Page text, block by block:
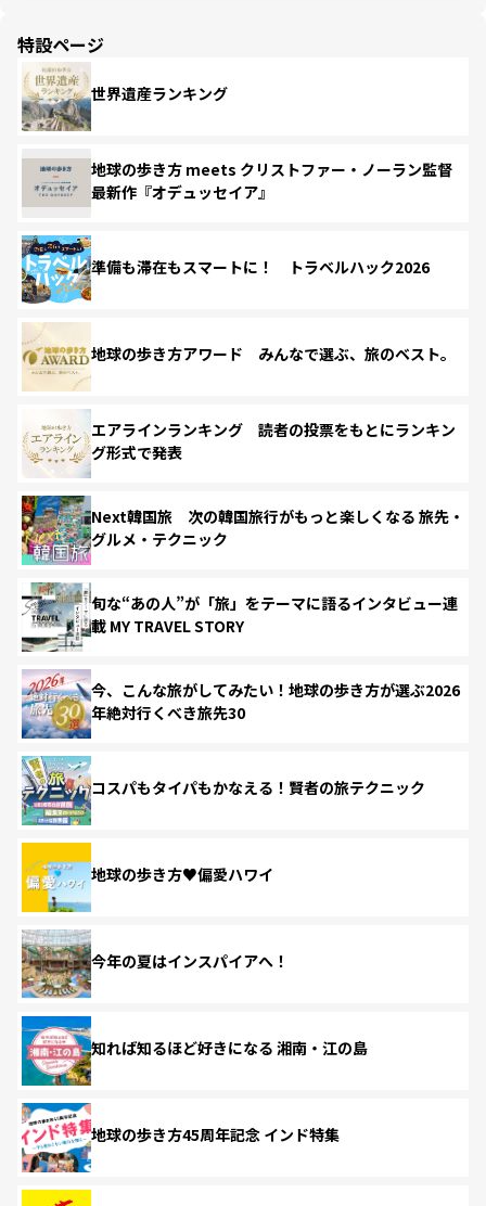
特設ページ
世界遺産ランキング
地球の歩き方 meets クリストファー・ノーラン監督
最新作『オデュッセイア』
準備も滞在もスマートに！ トラベルハック2026
地球の歩き方アワード みんなで選ぶ、旅のベスト。
エアラインランキング 読者の投票をもとにランキン
グ形式で発表
Next韓国旅 次の韓国旅行がもっと楽しくなる 旅先・
グルメ・テクニック
旬な“あの人”が「旅」をテーマに語るインタビュー連
載 MY TRAVEL STORY
今、こんな旅がしてみたい！地球の歩き方が選ぶ2026
年絶対行くべき旅先30
コスパもタイパもかなえる！賢者の旅テクニック
地球の歩き方♥偏愛ハワイ
今年の夏はインスパイアへ！
知れば知るほど好きになる 湘南・江の島
地球の歩き方45周年記念 インド特集